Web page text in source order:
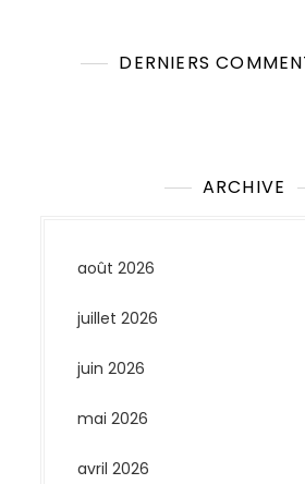
DERNIERS
ARCHIVE
août 2026
juillet 2026
juin 2026
mai 2026
avril 2026